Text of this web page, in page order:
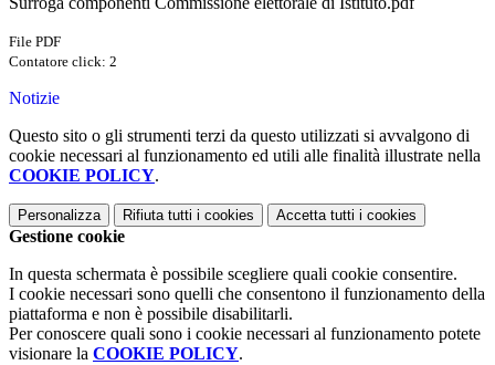
File PDF
Contatore click: 2
Notizie
Questo sito o gli strumenti terzi da questo utilizzati si avvalgono di
cookie necessari al funzionamento ed utili alle finalità illustrate nella
COOKIE POLICY.
Personalizza Rifiuta tutti i cookies Accetta tutti i cookies
Gestione cookie
In questa schermata è possibile scegliere quali cookie consentire.
I cookie necessari sono quelli che consentono il funzionamento della
piattaforma e non è possibile disabilitarli.
Per conoscere quali sono i cookie necessari al funzionamento potete
visionare la COOKIE POLICY.